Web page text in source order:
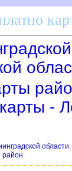
-
район